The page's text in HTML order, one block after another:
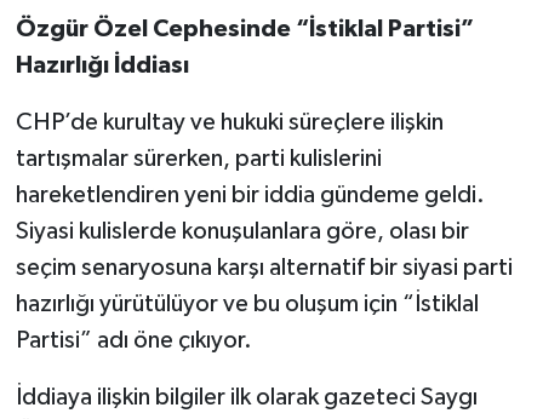
Özgür Özel Cephesinde “İstiklal Partisi”
Hazırlığı İddiası
CHP’de kurultay ve hukuki süreçlere ilişkin
tartışmalar sürerken, parti kulislerini
hareketlendiren yeni bir iddia gündeme geldi.
Siyasi kulislerde konuşulanlara göre, olası bir
seçim senaryosuna karşı alternatif bir siyasi parti
hazırlığı yürütülüyor ve bu oluşum için “İstiklal
Partisi” adı öne çıkıyor.
İddiaya ilişkin bilgiler ilk olarak gazeteci Saygı